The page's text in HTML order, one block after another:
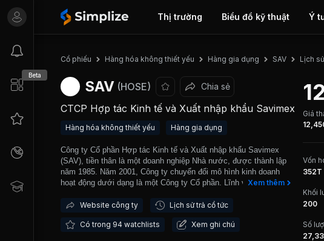
Thị trường Biểu đồ kỹ thuật Ý
Beta
Cổ phiếu Hàng hóa không thiết yếu Hàng gia dụng SAV Lịch
SAV (HOSE) Chia sẻ
CTCP Hợp tác Kinh tế và Xuất nhập khẩu Savimex
Hàng hóa không thiết yếu Hàng gia dụng
Công ty Cổ phần Hợp tác Kinh tế và Xuất nhập khẩu Savimex
(SAV), tiền thân là một doanh nghiệp Nhà nước, được thành lập
năm 1985. Năm 2001, Công ty chuyển đổi mô hình kinh doanh
hoạt động dưới dạng là một Công ty Cổ phần. Lĩnh vực hoạt động
20 năm liên tục phát triển, công ty hiện có hai nhà máy sản xuất,
sản phẩm có tiếng của công ty có thể kể đến như: Savi
Xem thêm
Website công ty Lịch sử trả cổ tức
Có trong 94 watchlists Xem ghi chú
Giá
Vốn
352T
Khối
200
Số